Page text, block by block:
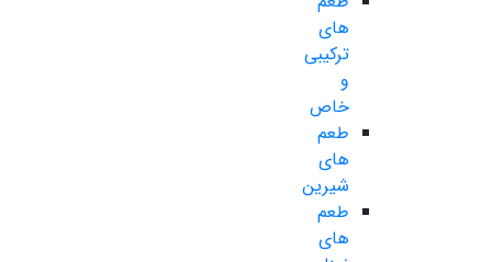
های
ترکیبی
و
خاص
طعم
های
شیرین
طعم
های